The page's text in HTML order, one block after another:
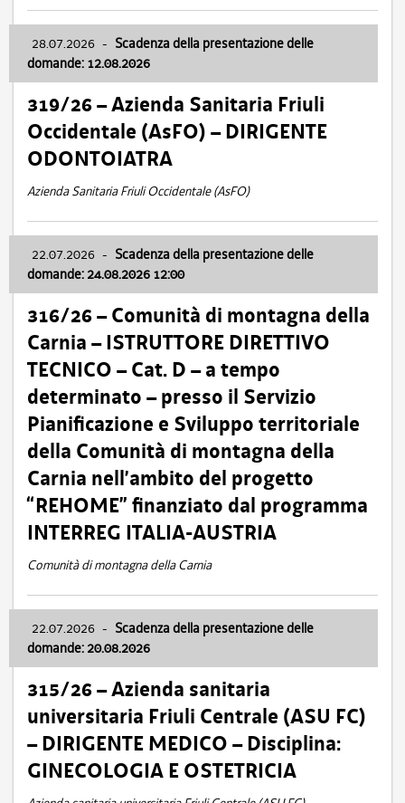
28.07.2026 - Scadenza della presentazione delle
domande: 12.08.2026
319/26 – Azienda Sanitaria Friuli
Occidentale (AsFO) – DIRIGENTE
ODONTOIATRA
Azienda Sanitaria Friuli Occidentale (AsFO)
22.07.2026 - Scadenza della presentazione delle
domande: 24.08.2026 12:00
316/26 – Comunità di montagna della
Carnia – ISTRUTTORE DIRETTIVO
TECNICO – Cat. D – a tempo
determinato – presso il Servizio
Pianificazione e Sviluppo territoriale
della Comunità di montagna della
Carnia nell’ambito del progetto
“REHOME” finanziato dal programma
INTERREG ITALIA-AUSTRIA
Comunità di montagna della Carnia
22.07.2026 - Scadenza della presentazione delle
domande: 20.08.2026
315/26 – Azienda sanitaria
universitaria Friuli Centrale (ASU FC)
– DIRIGENTE MEDICO – Disciplina:
GINECOLOGIA E OSTETRICIA